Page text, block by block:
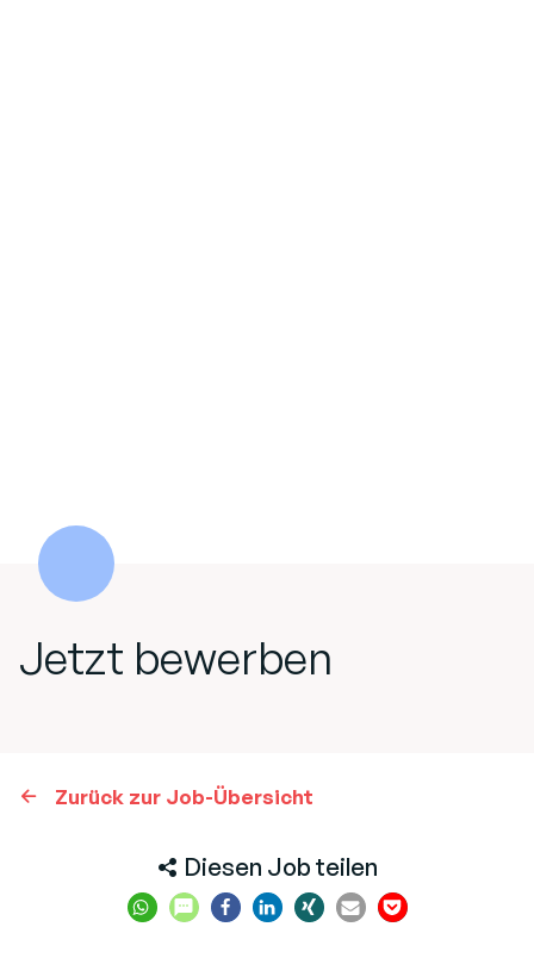
Jetzt bewerben
Zurück zur Job-Übersicht
Diesen Job teilen